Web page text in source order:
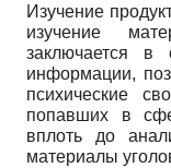
Изучение
изучение
заключается в
информации,
психические
попавших в
вплоть до
материалы